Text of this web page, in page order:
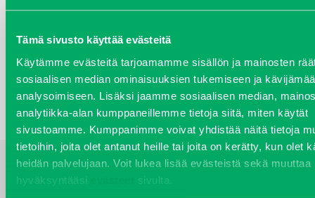
Tämä sivusto käyttää evästeitä
Käytämme evästeitä tarjoamamme sisällön ja mainosten
sosiaalisen median ominaisuuksien tukemiseen ja
analysoimiseen. Lisäksi jaamme sosiaalisen median,
analytiikka-alan kumppaneillemme tietoja siitä, miten käytät
sivustoamme. Kumppanimme voivat yhdistää näitä tietoja
tietoihin, joita olet antanut heille tai joita on kerätty, kun olet
heidän palvelujaan. Voit lukea lisää evästeistä sekä muuttaa
hyväksyntääsi
sivulta.
TAKAISIN HAKUEHTOIHIN
YHTEYSTIEDOT